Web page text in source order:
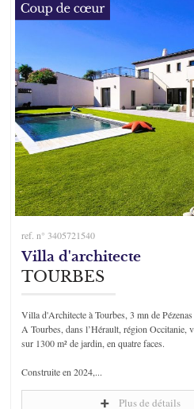
ref. n° 3405721540
Villa d'architecte
TOURBES
Villa d'Architecte à Tourbes, 3 mn de Pézenas
A Tourbes, dans l’Hérault, région Occitanie,
sur 1300 m² de jardin, en quatre faces.
Construite en 2024,...
Plus de détails